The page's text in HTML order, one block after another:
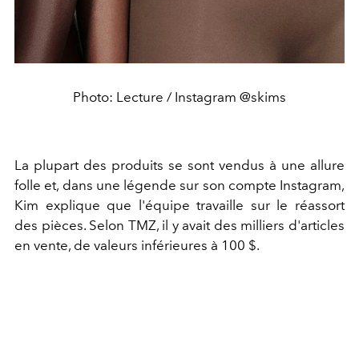
Photo: Lecture / Instagram @skims
La plupart des produits se sont vendus à une allure
folle et, dans une légende sur son compte Instagram,
Kim explique que l'équipe travaille sur le réassort
des pièces. Selon TMZ, il y avait des milliers d'articles
en vente, de valeurs inférieures à 100 $.